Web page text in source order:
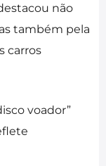
não
também pela
carros
voador”